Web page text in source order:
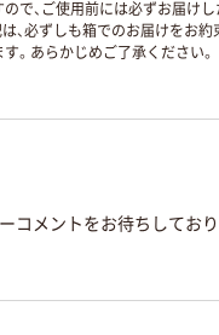
で、ご使用前には必ずお届け
、必ずしも箱でのお届けをお
。あらかじめご了承ください。
コメントをお待ちしており